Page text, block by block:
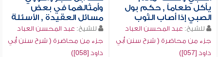
يأكل طعاماً , حكم بول
الصبي إذا أصاب الثوب
للشيخ: عبد المحسن العباد
جزء من محاضرة ( شرح سنن أبي
داود [057])
وأمثالهما في بعض
مسائل العقيدة , الأسئلة
للشيخ: عبد المحسن العباد
جزء من محاضرة ( شرح سنن أبي
داود [058])